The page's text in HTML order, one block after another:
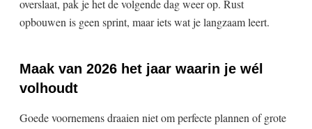
overslaat, pak je het de volgende dag weer op. Rust
opbouwen is geen sprint, maar iets wat je langzaam leert.
Maak van 2026 het jaar waarin je wél
volhoudt
Goede voornemens draaien niet om perfecte plannen of grote